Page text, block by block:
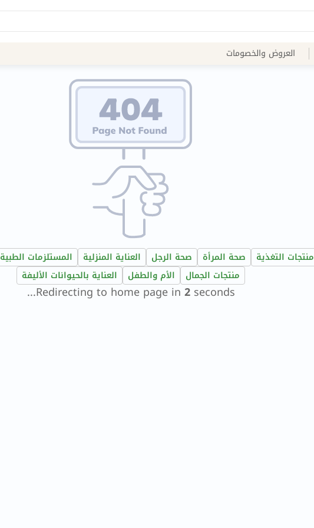
Navigation
الصيدلية
الماركات
NDL
Humantara
carroten
betadine
La
Roche
Posay
eucerin
vitabiotics
bioderma
vichy
العروض والخصومات
منتجات التغذية صحة المرأة صحة الرجل العناية المنزلية المستلزمات الطبية
منتجات الجمال
الأم والطفل العناية بالحيوانات الأليفة
Redirecting to home page in 1seconds...